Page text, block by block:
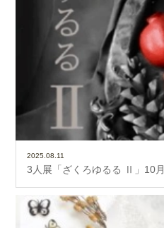
2025.08.11
3人展「ざくろゆるる Ⅱ」10